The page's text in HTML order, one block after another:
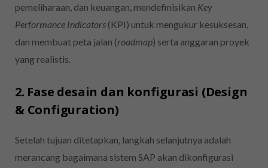
pemeliharaan, dan keuangan, mendefinisikan Key
Performance Indicators (KPI) untuk mengukur kesuksesan,
dan membuat peta jalan (roadmap) serta anggaran proyek
yang realistis.
2. Fase desain dan konfigurasi (Design
& Configuration)
Setelah tujuan ditetapkan, langkah selanjutnya adalah
merancang bagaimana sistem SAP akan dikonfigurasi